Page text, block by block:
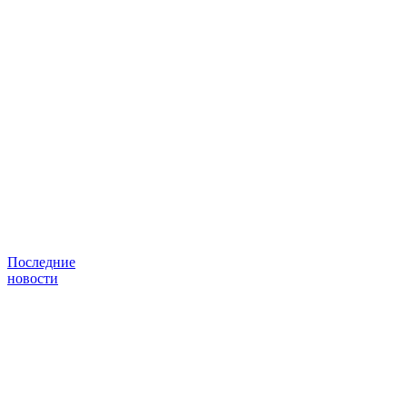
Последние
новости